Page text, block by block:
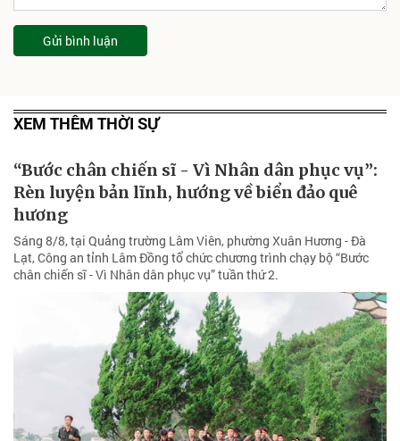
Gửi bình luận
XEM THÊM THỜI SỰ
“Bước chân chiến sĩ - Vì Nhân dân phục vụ”:
Rèn luyện bản lĩnh, hướng về biển đảo quê
hương
Sáng 8/8, tại Quảng trường Lâm Viên, phường Xuân Hương - Đà
Lạt, Công an tỉnh Lâm Đồng tổ chức chương trình chạy bộ “Bước
chân chiến sĩ - Vì Nhân dân phục vụ” tuần thứ 2.